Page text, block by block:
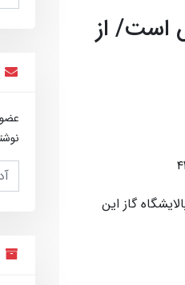
است/ از
۶ فاز عسلویه و چهار پالایشگاه گاز این